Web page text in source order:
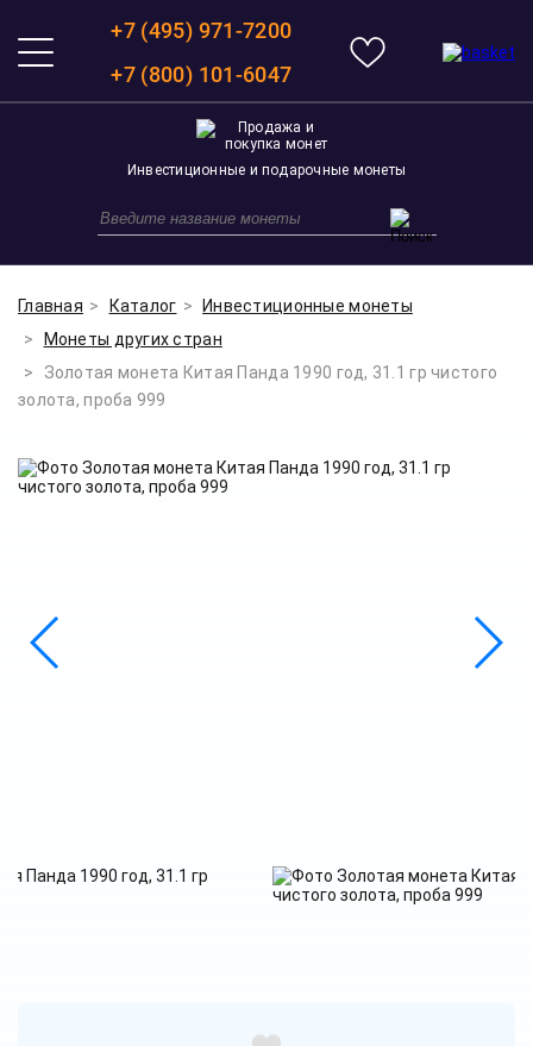
+7 (495) 971-7200
+7 (800) 101-6047
Инвестиционные и подарочные монеты
Главная Каталог
Инвестиционные монеты
Монеты других стран
Золотая монета Китая Панда 1990 год, 31.1 гр чистого
золота, проба 999